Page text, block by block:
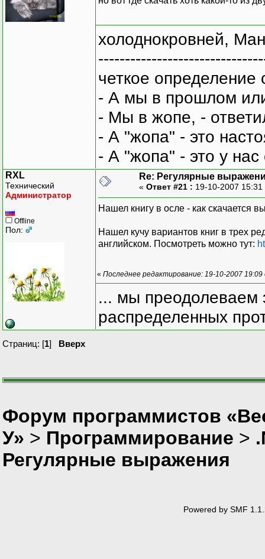
холоднокровней,
четкое
- А мы в прошлом
- Мы в жопе, -
- А "жопа" - это
- А "жопа" - это у
RXL
Технический
Администратор
Offline
Пол:
Re: Регулярные
« Ответ #21 : 19-10-2007
Нашел книгу в осле - как скачается
Нашел кучу вариантов книг в трех
английском. Посмотреть можно тут:
« Последнее редактирование: 19-10-2007
... мы преодолеваем
распределенных
Страниц: [1] Вверх
Форум программистов
У» > Программирование >
Регулярные выражения
Powered by SMF